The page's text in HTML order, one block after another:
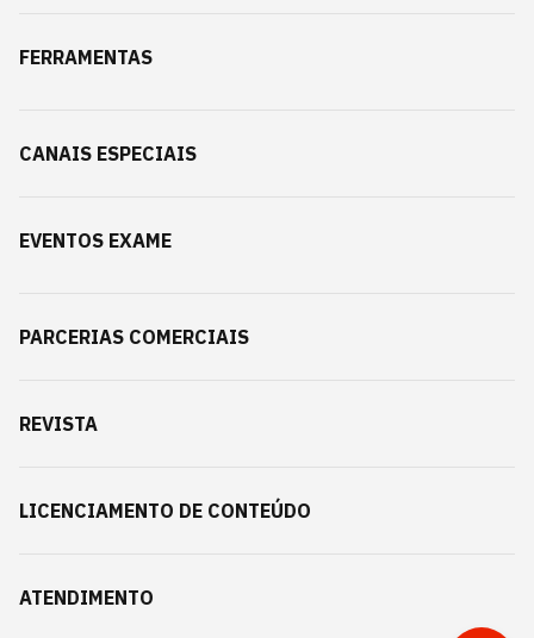
FERRAMENTAS
CANAIS ESPECIAIS
EVENTOS EXAME
PARCERIAS COMERCIAIS
REVISTA
LICENCIAMENTO DE CONTEÚDO
ATENDIMENTO